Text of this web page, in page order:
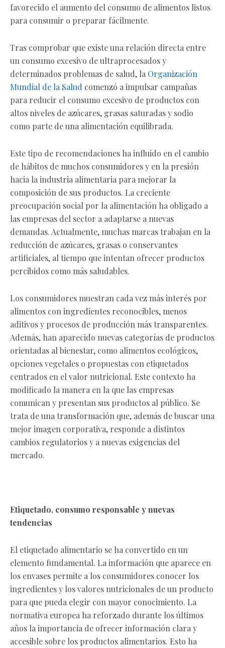
favorecido el aumento del consumo de alimentos listos
para consumir o preparar fácilmente.
Tras comprobar que existe una relación directa entre
un consumo excesivo de ultraprocesados y
determinados problemas de salud, la Organización
Mundial de la Salud comenzó a impulsar campañas
para reducir el consumo excesivo de productos con
altos niveles de azúcares, grasas saturadas y sodio
como parte de una alimentación equilibrada.
Este tipo de recomendaciones ha influido en el cambio
de hábitos de muchos consumidores y en la presión
hacia la industria alimentaria para mejorar la
composición de sus productos. La creciente
preocupación social por la alimentación ha obligado a
las empresas del sector a adaptarse a nuevas
demandas. Actualmente, muchas marcas trabajan en la
reducción de azúcares, grasas o conservantes
artificiales, al tiempo que intentan ofrecer productos
percibidos como más saludables.
Los consumidores muestran cada vez más interés por
alimentos con ingredientes reconocibles, menos
aditivos y procesos de producción más transparentes.
Además, han aparecido nuevas categorías de productos
orientadas al bienestar, como alimentos ecológicos,
opciones vegetales o propuestas con etiquetados
centrados en el valor nutricional. Este contexto ha
modificado la manera en la que las empresas
comunican y presentan sus productos al público. Se
trata de una transformación que, además de buscar una
mejor imagen corporativa, responde a distintos
cambios regulatorios y a nuevas exigencias del
mercado.
Etiquetado, consumo responsable y nuevas
tendencias
El etiquetado alimentario se ha convertido en un
elemento fundamental. La información que aparece en
los envases permite a los consumidores conocer los
ingredientes y los valores nutricionales de un producto
para que pueda elegir con mayor conocimiento. La
normativa europea ha reforzado durante los últimos
años la importancia de ofrecer información clara y
accesible sobre los productos alimentarios. Esto ha